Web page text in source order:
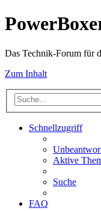
Das Technik-Forum für
Zum Inhalt
Schnellzugriff
Aktive
Suche
FAQ